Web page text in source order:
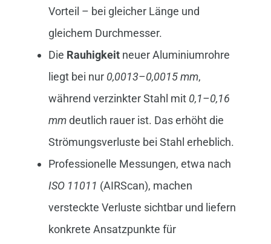
Vorteil – bei gleicher Länge und
gleichem Durchmesser.
Die Rauhigkeitneuer Aluminiumrohre
liegt bei nur 0,0013–0,0015 mm,
während verzinkter Stahl mit 0,1–0,16
mmdeutlich rauer ist. Das erhöht die
Strömungsverluste bei Stahl erheblich.
Professionelle Messungen, etwa nach
ISO 11011 (AIRScan), machen
versteckte Verluste sichtbar und liefern
konkrete Ansatzpunkte für